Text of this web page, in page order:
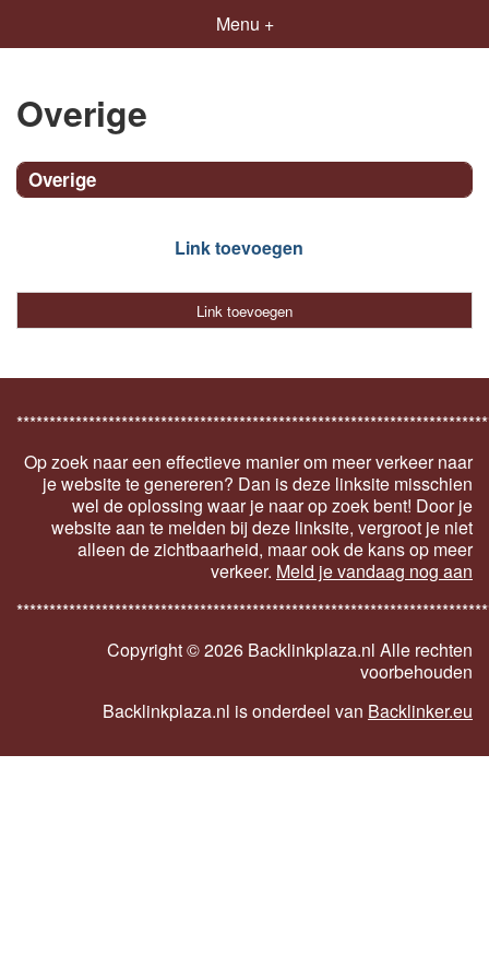
Menu +
Overige
Overige
Link toevoegen
Link toevoegen
Op zoek naar een effectieve manier om meer verkeer naar
je website te genereren? Dan is deze linksite misschien
wel de oplossing waar je naar op zoek bent! Door je
website aan te melden bij deze linksite, vergroot je niet
alleen de zichtbaarheid, maar ook de kans op meer
verkeer. Meld je vandaag nog aan
Copyright ©2026 Backlinkplaza.nl Alle rechten
voorbehouden
Backlinkplaza.nl is onderdeel van Backlinker.eu